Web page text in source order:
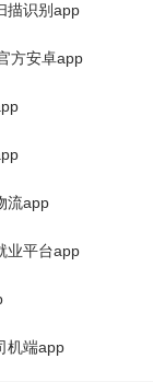
描识别app
方安卓app
流app
业平台app
机端app